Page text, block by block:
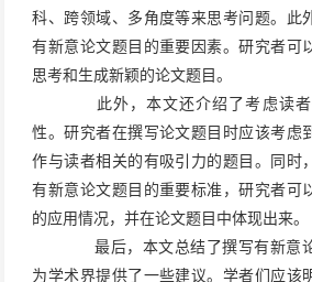
科、跨领域、多角度等来思考问题。此
有新意论文题目的重要因素。研究者可
思考和生成新颖的论文题目。
此外，本文还介绍了考虑读者
性。研究者在撰写论文题目时应该考虑
作与读者相关的有吸引力的题目。同时
有新意论文题目的重要标准，研究者可
的应用情况，并在论文题目中体现出来。
最后，本文总结了撰写有新意
为学术界提供了一些建议。学者们应该